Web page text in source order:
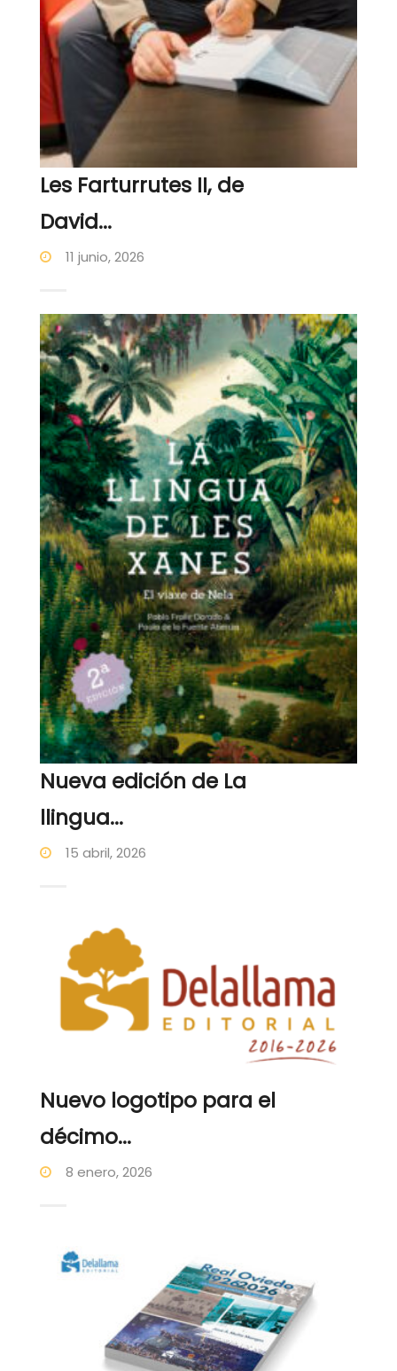
Les Farturrutes II, de
David...
11 junio, 2026
Nueva edición de La
llingua...
15 abril, 2026
Nuevo logotipo para el
décimo...
8 enero, 2026